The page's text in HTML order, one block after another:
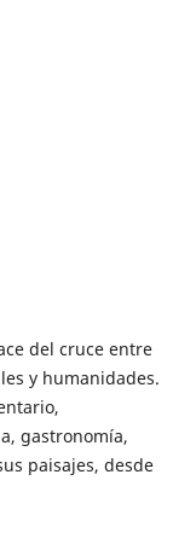
del cruce entre
y humanidades.
gastronomía,
paisajes, desde